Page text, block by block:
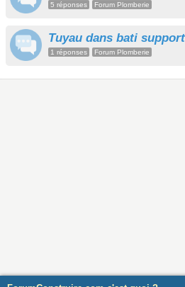
5 réponses Forum Plomberie
Tuyau dans bati
1 réponses Forum Plomberie